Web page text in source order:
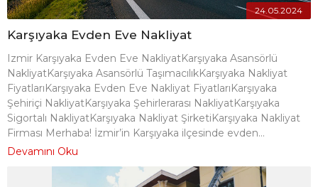
24.05.2024
Karşıyaka Evden Eve Nakliyat
Izmir Karşıyaka Evden Eve NakliyatKarşıyaka Asansörlü
NakliyatKarşıyaka Asansörlü TaşımacılıkKarşıyaka Nakliyat
FiyatlarıKarşıyaka Evden Eve Nakliyat FiyatlarıKarşıyaka
Şehiriçi NakliyatKarşıyaka Şehirlerarası NakliyatKarşıyaka
Sigortalı NakliyatKarşıyaka Nakliyat ŞirketiKarşıyaka Nakliyat
Firması Merhaba! İzmir’in Karşıyaka ilçesinde evden...
Devamını Oku